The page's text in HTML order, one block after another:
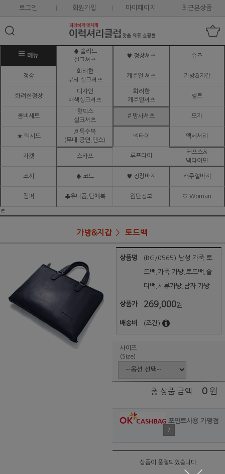
로그인 회원가입 마이페이지 최근본상품
메뉴
♠ 솔리드
실크셔츠
♥ 정장셔츠 슈즈
정장
화려한
무늬 실크셔츠
캐주얼 셔츠 가방&지갑
화려한정장
디자인
배색실크셔츠
화려한
캐주얼셔츠
벨트
콤비세트
핫픽스
실크셔츠
# 망사셔츠 모자
★ 턱시도
♬ 특수복
(무대.공연,댄스)
넥타이 액세서리
자켓 스카프 루프타이
커프스&
넥타이핀
조끼 ♠ 코트 ♥ 정장바지 캐주얼바지
점퍼 ♣유니폼,단체복 원단정보 ♡ Woman
ㅌ
가방&지갑 토드백
상품명 (BG/0565) 남성 가죽 토
드백,가죽 가방,토드백,숄
더백,서류가방,남자 가방
상품가 269,000원
배송비 (조건)
사이즈
(Size)
총 상품 금액 0 원
포인트사용 가맹점
?
상품이 품절되었습니다.